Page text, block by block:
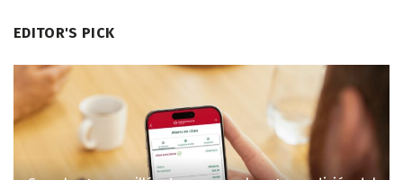
EDITOR'S PICK